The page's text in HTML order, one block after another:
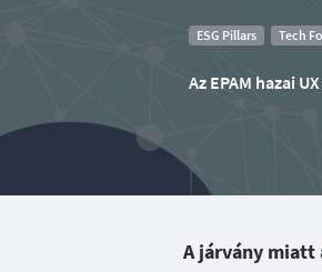
ESG Pillars Tech
Az EPAM hazai
A járvány miatt